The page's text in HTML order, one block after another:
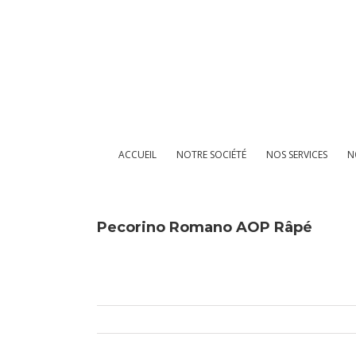
ACCUEIL NOTRE SOCIÉTÉ NOS SERVICES
Pecorino Romano AOP Râpé